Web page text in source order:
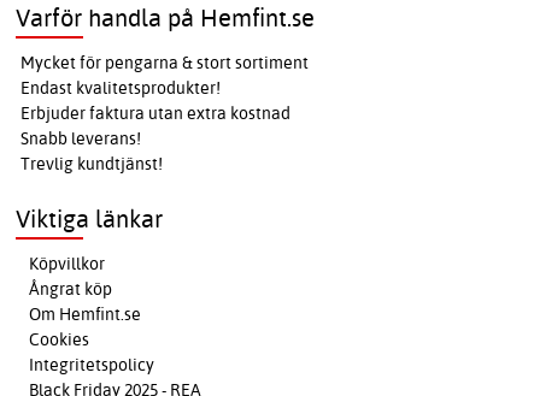
Varför handla på Hemfint.se
Mycket för pengarna & stort sortiment
Endast kvalitetsprodukter!
Erbjuder faktura utan extra kostnad
Snabb leverans!
Trevlig kundtjänst!
Viktiga länkar
Köpvillkor
Ångrat köp
Om Hemfint.se
Cookies
Integritetspolicy
Black Friday 2025 - REA